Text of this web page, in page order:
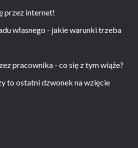
przez internet!
własnego - jakie warunki trzeba
pracownika - co się z tym wiąże?
to ostatni dzwonek na wzięcie